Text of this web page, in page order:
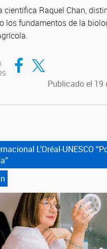
científica Raquel Chan,
los fundamentos de la
Compartir en Facebook
Compartir en Twitter
Publicado el 19
L’Oréal-UNESCO